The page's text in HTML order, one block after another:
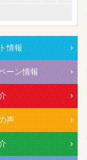
情報
ーン情報
声